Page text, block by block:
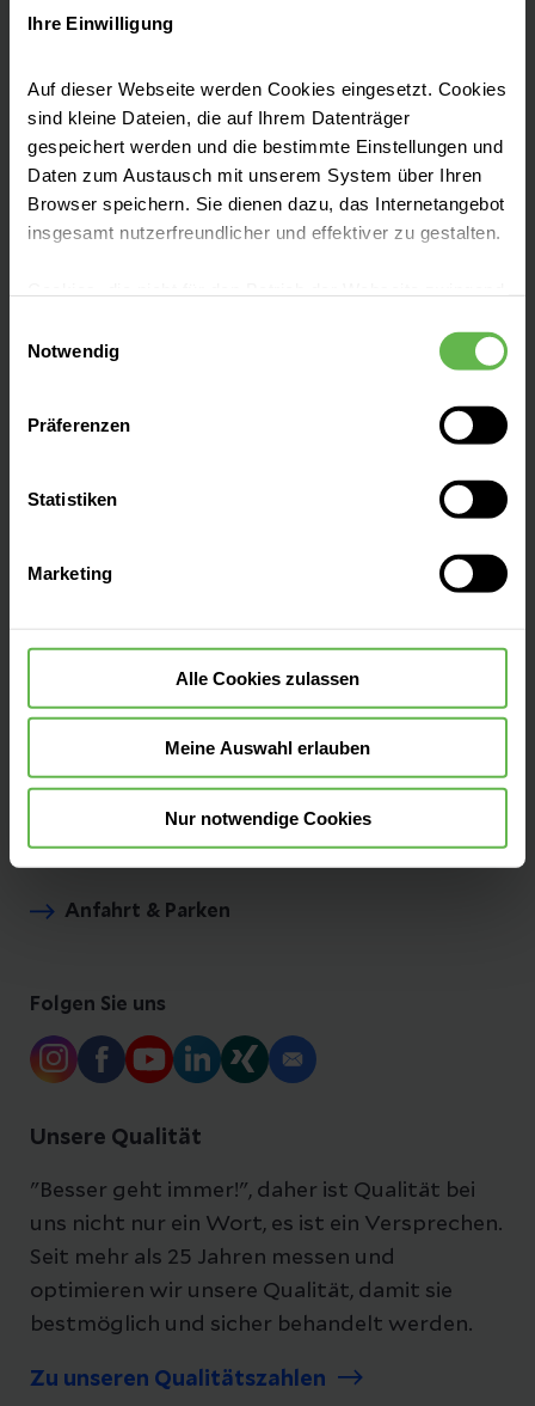
Ihre Einwilligung
Auf dieser Webseite werden Cookies eingesetzt. Cookies
sind kleine Dateien, die auf Ihrem Datenträger
gespeichert werden und die bestimmte Einstellungen und
Daten zum Austausch mit unserem System über Ihren
Browser speichern. Sie dienen dazu, das Internetangebot
insgesamt nutzerfreundlicher und effektiver zu gestalten.
eingesetzt werden.
Es steht Ihnen frei, unsere Seite mit nur den notwendigen
Cookies zu benutzen, eine individuelle Auswahl
oder durch Auswahl von „Alle Cookies akzeptieren“ in die
widerrufen.
Notwendig
Präferenzen
Statistiken
Marketing
Alle Cookies zulassen
Meine Auswahl erlauben
Nur notwendige Cookies
Moderner Standort mit Tradition
Das ehemalige Stadtkrankenhaus, welches
am 20.09.1904 in Betrieb genommen wurde
hat eine lange Geschichte hinter sich. Seit
2014 gehört unsere Klinik als Grund und
Regelversorger zu den Helios Kliniken.
Aufnahme & Checklisten
Bei uns arbeiten
Anfahrt & Parken
Folgen Sie uns
Unsere Qualität
"Besser geht immer!", daher ist Qualität bei
uns nicht nur ein Wort, es ist ein Versprechen.
Seit mehr als 25 Jahren messen und
optimieren wir unsere Qualität, damit sie
bestmöglich und sicher behandelt werden.
Zu unseren Qualitätszahlen